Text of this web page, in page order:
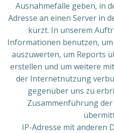
Ausnahmefälle geben, in
Adresse an einen Server in
kürzt. In unserem
Informationen benutzen,
auszuwerten, um Reports
erstellen und um weitere
der Internetnutzung
gegenüber uns zu
Zusammenführung
IP-Adresse mit anderen